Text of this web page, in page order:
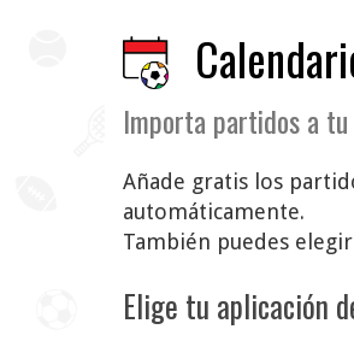
Importa partidos a
Añade gratis los
automáticamente.
También puedes
Elige tu aplicación